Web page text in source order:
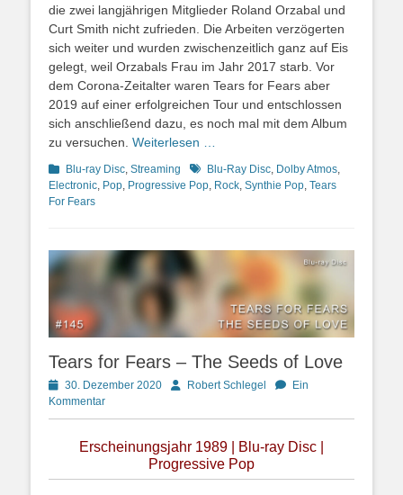
die zwei langjährigen Mitglieder Roland Orzabal und
Curt Smith nicht zufrieden. Die Arbeiten verzögerten
sich weiter und wurden zwischenzeitlich ganz auf Eis
gelegt, weil Orzabals Frau im Jahr 2017 starb. Vor
dem Corona-Zeitalter waren Tears for Fears aber
2019 auf einer erfolgreichen Tour und entschlossen
sich anschließend dazu, es noch mal mit dem Album
zu versuchen. Weiterlesen …
Kategorien
Blu-ray Disc, Streaming Schlagworte
Blu-Ray Disc, Dolby Atmos,
Electronic, Pop, Progressive Pop, Rock, Synthie Pop, Tears
For Fears
Tears for Fears – The Seeds of Love
Posted
on
30. Dezember 2020 AutorRobert Schlegel
Ein
Kommentar
Erscheinungsjahr 1989 | Blu-ray Disc |
Progressive Pop